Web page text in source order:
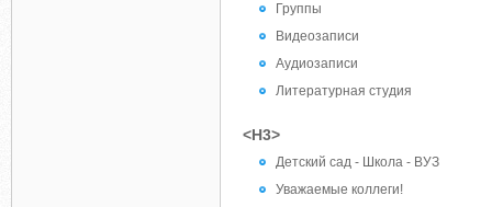
Группы
Видеозаписи
Аудиозаписи
Литературная студия
<H3>
Детский сад - Школа - ВУЗ
Уважаемые коллеги!